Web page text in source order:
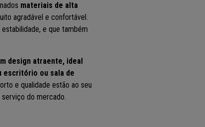
materiais de alta
agradável e confortável.
e que também
design atraente, ideal
escritório ou sala de
e qualidade estão ao seu
do mercado.